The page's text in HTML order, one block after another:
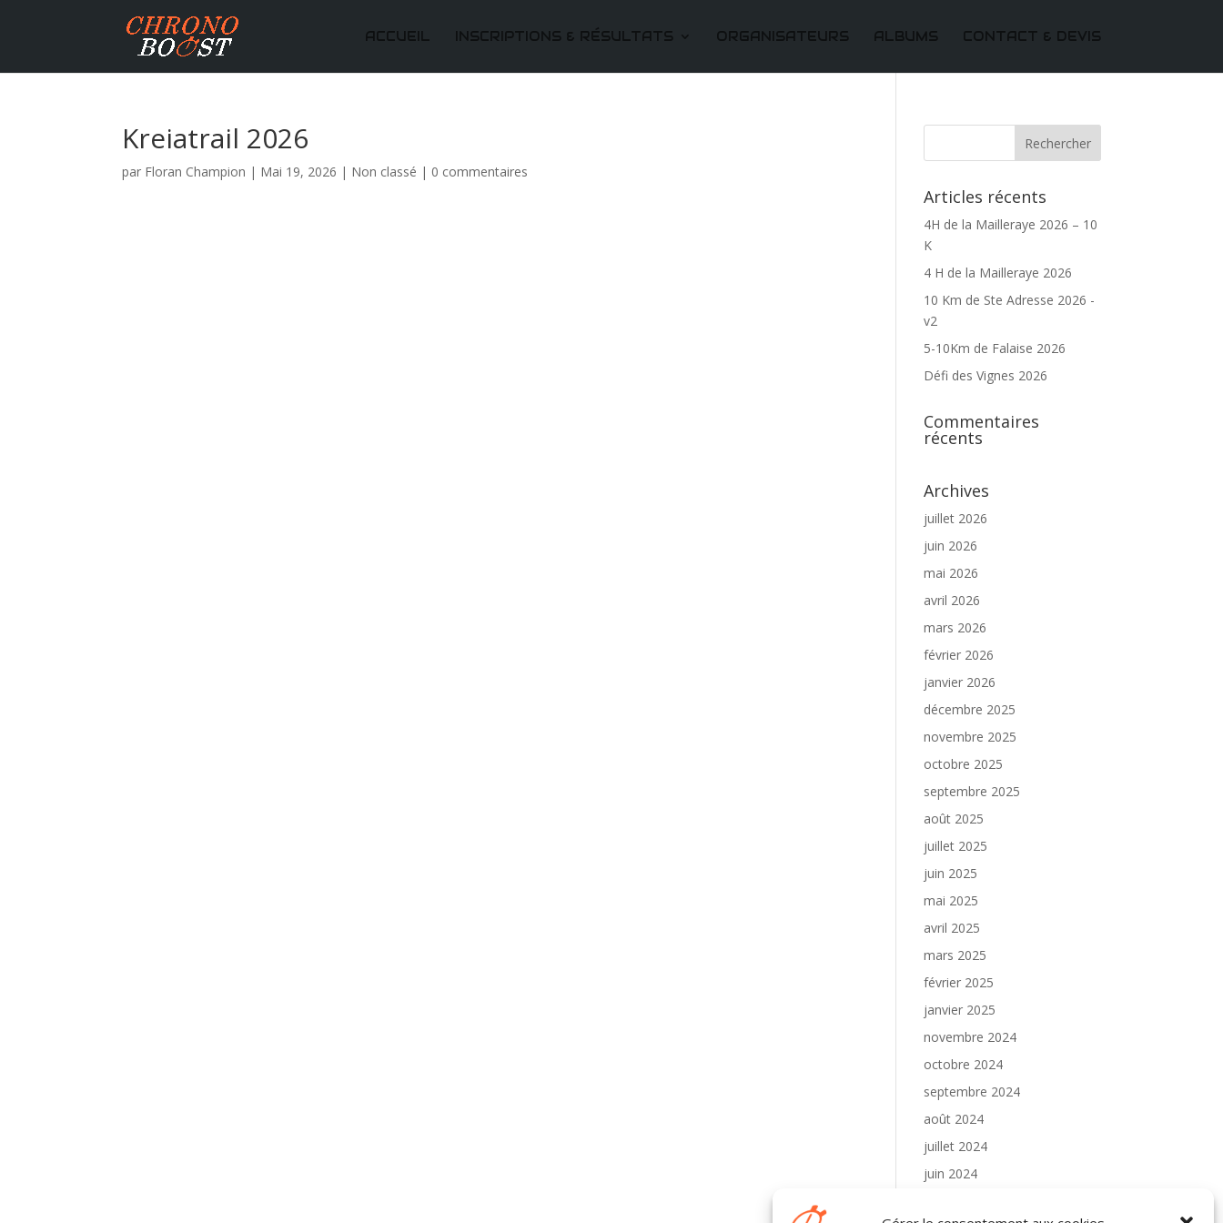
ACCUEIL INSCRIPTIONS & RÉSULTATS ORGANISATEURS ALBUMS CONTACT & DEVIS
Kreiatrail 2026
par Floran Champion | Mai 19, 2026 | Non classé | 0 commentaires
Articles récents
4H de la Mailleraye 2026 – 10
K
4 H de la Mailleraye 2026
10 Km de Ste Adresse 2026 -
v2
5-10Km de Falaise 2026
Défi des Vignes 2026
Commentaires
récents
Archives
juillet 2026
juin 2026
mai 2026
avril 2026
mars 2026
février 2026
janvier 2026
décembre 2025
novembre 2025
octobre 2025
septembre 2025
août 2025
juillet 2025
juin 2025
mai 2025
avril 2025
mars 2025
février 2025
janvier 2025
novembre 2024
octobre 2024
septembre 2024
août 2024
juillet 2024
juin 2024